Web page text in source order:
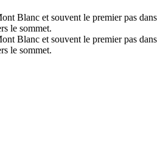
Blanc et souvent le premier pas dans
le sommet.
Blanc et souvent le premier pas dans
le sommet.